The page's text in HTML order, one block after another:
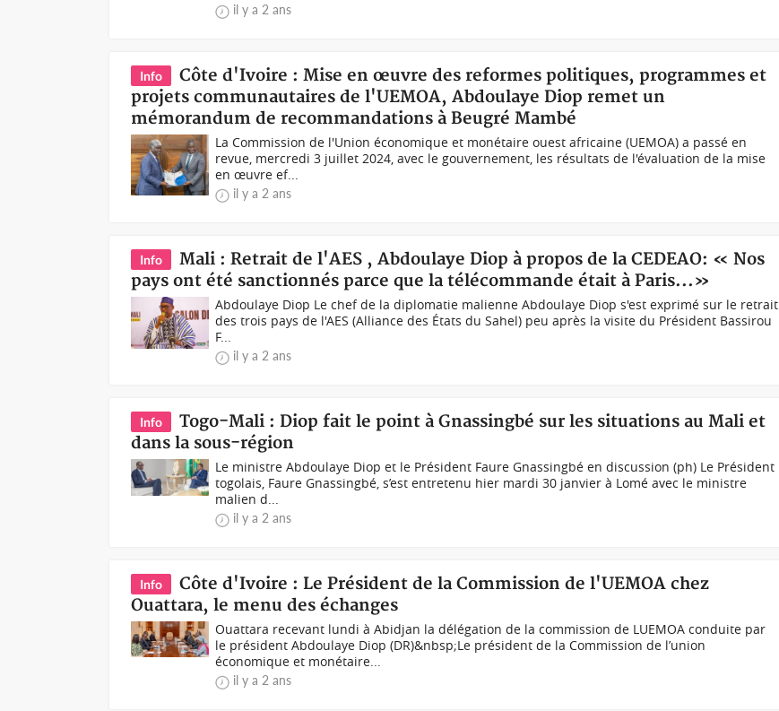
il y a 2 ans
Info
Côte d'Ivoire : Mise en œuvre des reformes politiques, programmes et
projets communautaires de l'UEMOA, Abdoulaye Diop remet un
mémorandum de recommandations à Beugré Mambé
La Commission de l'Union économique et monétaire ouest africaine (UEMOA) a passé en
revue, mercredi 3 juillet 2024, avec le gouvernement, les résultats de l'évaluation de la mise
en œuvre ef...
il y a 2 ans
Info
Mali : Retrait de l'AES , Abdoulaye Diop à propos de la CEDEAO: « Nos
pays ont été sanctionnés parce que la télécommande était à Paris...»
Abdoulaye Diop Le chef de la diplomatie malienne Abdoulaye Diop s'est exprimé sur le retrait
des trois pays de l'AES (Alliance des États du Sahel) peu après la visite du Président Bassirou
F...
il y a 2 ans
Info
Togo-Mali : Diop fait le point à Gnassingbé sur les situations au Mali et
dans la sous-région
Le ministre Abdoulaye Diop et le Président Faure Gnassingbé en discussion (ph) Le Président
togolais, Faure Gnassingbé, s’est entretenu hier mardi 30 janvier à Lomé avec le ministre
malien d...
il y a 2 ans
Info
Côte d'Ivoire : Le Président de la Commission de l'UEMOA chez
Ouattara, le menu des échanges
Ouattara recevant lundi à Abidjan la délégation de la commission de LUEMOA conduite par
le président Abdoulaye Diop (DR)&nbsp;Le président de la Commission de l’union
économique et monétaire...
il y a 2 ans